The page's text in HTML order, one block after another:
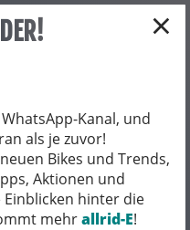
×
Kanal, und
als je zuvor!
Bikes und Trends,
Aktionen und
hinter die
mehrallrid-E!